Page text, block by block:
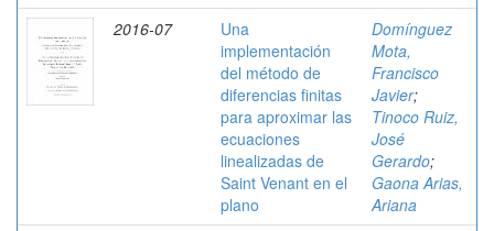
2016-07
Una
implementación
del método de
diferencias finitas
para aproximar las
ecuaciones
linealizadas de
Saint Venant en el
plano
Domínguez
Mota,
Francisco
Javier;
Tinoco Ruiz,
José
Gerardo;
Gaona Arias,
Ariana